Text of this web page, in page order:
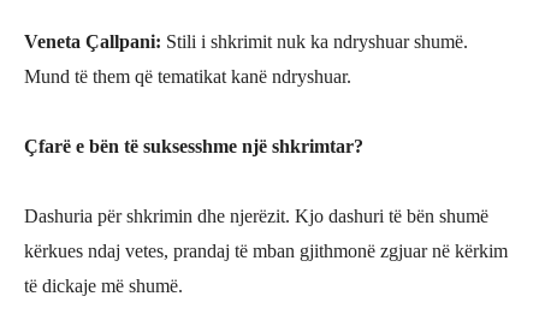
Veneta Çallpani: Stili i shkrimit nuk ka ndryshuar shumë.
Mund të them që tematikat kanë ndryshuar.
Çfarë e bën të suksesshme një shkrimtar?
Dashuria për shkrimin dhe njerëzit. Kjo dashuri të bën shumë
kërkues ndaj vetes, prandaj të mban gjithmonë zgjuar në kërkim
të dickaje më shumë.